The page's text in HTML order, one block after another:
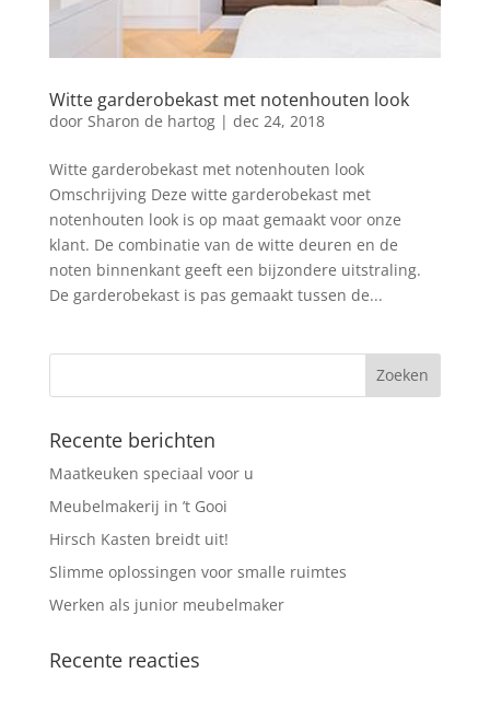
Witte garderobekast met notenhouten look
door Sharon de hartog| dec 24, 2018
Witte garderobekast met notenhouten look
Omschrijving Deze witte garderobekast met
notenhouten look is op maat gemaakt voor onze
klant. De combinatie van de witte deuren en de
noten binnenkant geeft een bijzondere uitstraling.
De garderobekast is pas gemaakt tussen de...
Recente berichten
Maatkeuken speciaal voor u
Meubelmakerij in ’t Gooi
Hirsch Kasten breidt uit!
Slimme oplossingen voor smalle ruimtes
Werken als junior meubelmaker
Recente reacties